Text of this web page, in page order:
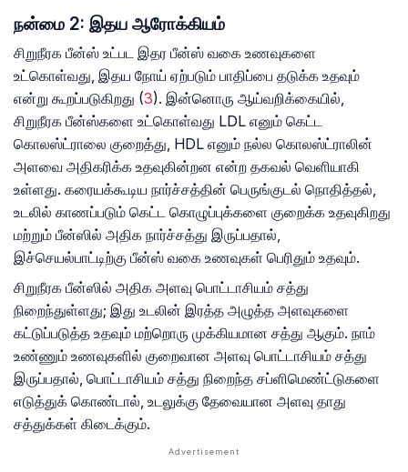
நன்மை 2: இதய ஆரோக்கியம்
சிறுநீரக பீன்ஸ் உட்பட இதர பீன்ஸ் வகை உணவுகளை
உட்கொள்வது, இதய நோய் ஏற்படும் பாதிப்பை தடுக்க உதவும்
என்று கூறப்படுகிறது (3). இன்னொரு ஆய்வறிக்கையில்,
சிறுநீரக பீன்ஸ்களை உட்கொள்வது LDL எனும் கெட்ட
கொலஸ்ட்ராலை குறைத்து, HDL எனும் நல்ல கொலஸ்ட்ராலின்
அளவை அதிகரிக்க உதவுகின்றன என்ற தகவல் வெளியாகி
உள்ளது. கரையக்கூடிய நார்ச்சத்தின் பெருங்குடல் நொதித்தல்,
உடலில் காணப்படும் கெட்ட கொழுப்புக்களை குறைக்க உதவுகிறது
மற்றும் பீன்ஸில் அதிக நார்ச்சத்து இருப்பதால்,
இச்செயல்பாட்டிற்கு பீன்ஸ் வகை உணவுகள் பெரிதும் உதவும்.
சிறுநீரக பீன்ஸில் அதிக அளவு பொட்டாசியம் சத்து
நிறைந்துள்ளது; இது உடலின் இரத்த அழுத்த அளவுகளை
கட்டுப்படுத்த உதவும் மற்றொரு முக்கியமான சத்து ஆகும். நாம்
உண்ணும் உணவுகளில் குறைவான அளவு பொட்டாசியம் சத்து
இருப்பதால், பொட்டாசியம் சத்து நிறைந்த சப்ளிமெண்ட்டுகளை
எடுத்துக் கொண்டால், உடலுக்கு தேவையான அளவு தாது
சத்துக்கள் கிடைக்கும்.